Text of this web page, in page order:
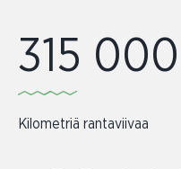
315 000
Kilometriä rantaviivaa